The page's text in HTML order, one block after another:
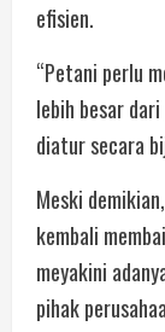
efisien.
“Petani perlu
lebih besar
diatur secara
Meski
kembali
meyakini
pihak